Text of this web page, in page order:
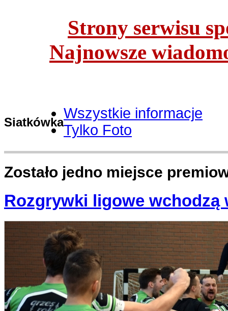
Strony serwisu
Najnowsze
Siatkówka
Wszystkie informacje
Tylko Foto
Zostało jedno miejsce
Rozgrywki ligowe wchodzą